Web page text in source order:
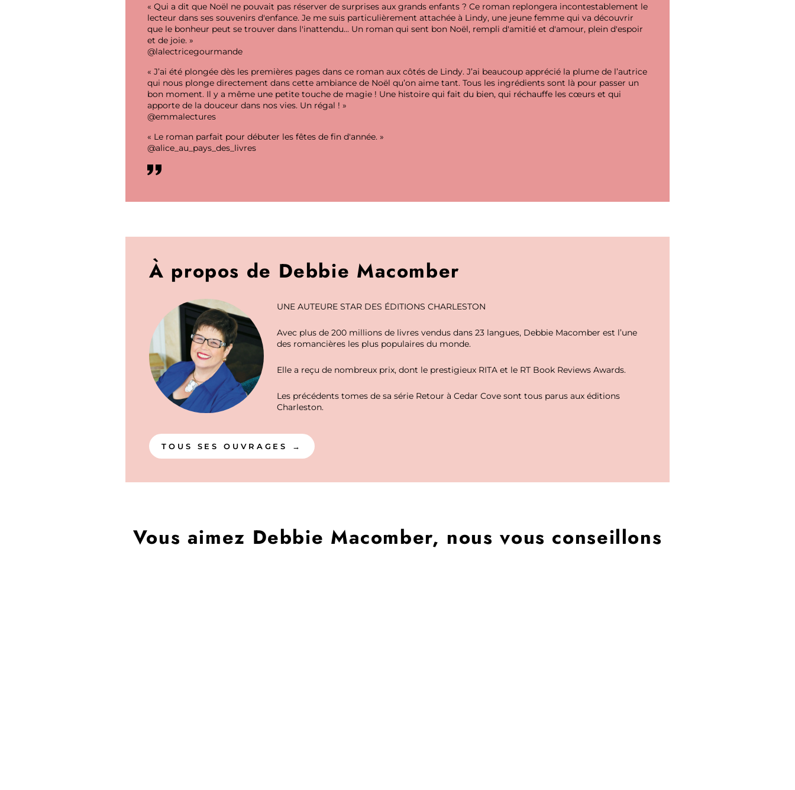
« Qui a dit que Noël ne pouvait pas réserver de surprises aux grands enfants ? Ce roman replongera incontestablement le
lecteur dans ses souvenirs d'enfance. Je me suis particulièrement attachée à Lindy, une jeune femme qui va découvrir
que le bonheur peut se trouver dans l'inattendu... Un roman qui sent bon Noël, rempli d'amitié et d'amour, plein d'espoir
et de joie. »
@lalectricegourmande
« J’ai été plongée dès les premières pages dans ce roman aux côtés de Lindy. J’ai beaucoup apprécié la plume de l’autrice
qui nous plonge directement dans cette ambiance de Noël qu’on aime tant. Tous les ingrédients sont là pour passer un
bon moment. Il y a même une petite touche de magie ! Une histoire qui fait du bien, qui réchauffe les cœurs et qui
apporte de la douceur dans nos vies. Un régal ! »
@emmalectures
« Le roman parfait pour débuter les fêtes de fin d'année. »
@alice_au_pays_des_livres
À propos de Debbie Macomber
UNE AUTEURE STAR DES ÉDITIONS CHARLESTON
Avec plus de 200 millions de livres vendus dans 23 langues, Debbie Macomber est l’une
des romancières les plus populaires du monde.
Elle a reçu de nombreux prix, dont le prestigieux RITA et le RT Book Reviews Awards.
Les précédents tomes de sa série Retour à Cedar Cove sont tous parus aux éditions
Charleston.
TOUS SES OUVRAGES →
Vous aimez Debbie Macomber, nous vous conseillons